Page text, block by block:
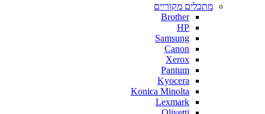
מתכלים מקוריים
Brother
HP
Samsung
Canon
Xerox
Pantum
Kyocera
Konica Minolta
Lexmark